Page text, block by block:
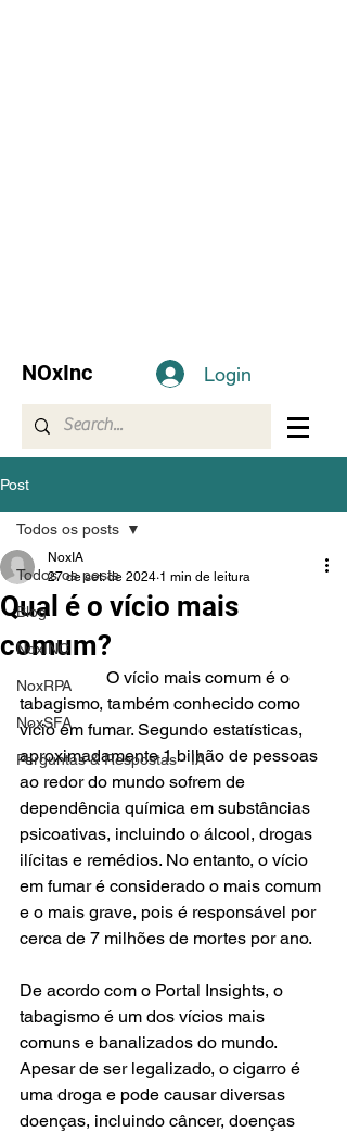
NOxInc Login
Post
Todos os posts
Blog
NoxINC
NoxRPA
NoxSFA
Perguntas & Respostas - IA
Todos os posts
Qual é o vício mais
comum?
NoxIA
27 de set. de 2024 1 min de leitura
		O vício mais comum é o
tabagismo, também conhecido como
vício em fumar. Segundo estatísticas,
aproximadamente 1 bilhão de pessoas
ao redor do mundo sofrem de
dependência química em substâncias
psicoativas, incluindo o álcool, drogas
ilícitas e remédios. No entanto, o vício
em fumar é considerado o mais comum
e o mais grave, pois é responsável por
cerca de 7 milhões de mortes por ano.
De acordo com o Portal Insights, o
tabagismo é um dos vícios mais
comuns e banalizados do mundo.
Apesar de ser legalizado, o cigarro é
uma droga e pode causar diversas
doenças, incluindo câncer, doenças